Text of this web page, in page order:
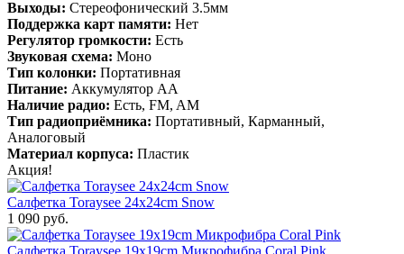
Выходы: Стереофонический 3.5мм
Поддержка карт памяти: Нет
Регулятор громкости: Есть
Звуковая схема: Моно
Тип колонки: Портативная
Питание: Аккумулятор АА
Наличие радио: Есть, FM, AM
Тип радиоприёмника: Портативный, Карманный,
Аналоговый
Материал корпуса: Пластик
Акция!
Салфетка Toraysee 24x24cm Snow
1 090 руб.
Салфетка Toraysee 19x19cm Микрофибра Coral Pink